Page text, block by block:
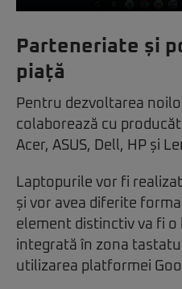
Parteneriate și
piață
Pentru dezvoltarea
colaborează cu
Acer, ASUS, Dell, HP și
Laptopurile vor fi
și vor avea diferite
element distinctiv va fi o
integrată în zona
utilizarea platformei